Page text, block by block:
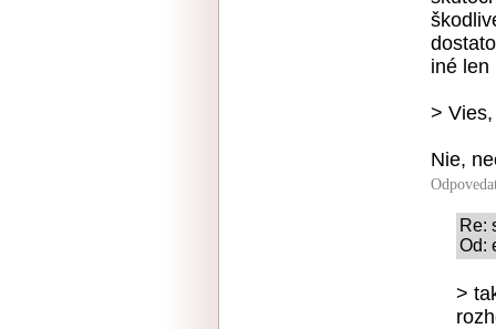
iné len
>
Nie,
Re:
Od:
>